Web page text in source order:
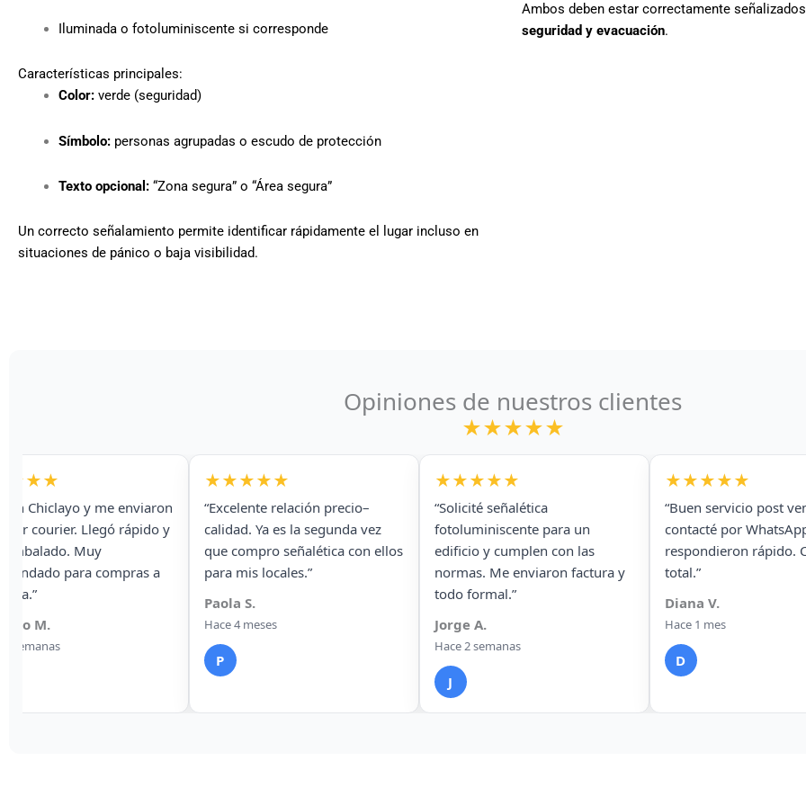
Iluminada o fotoluminiscente si corresponde
Características principales:
Color: verde (seguridad)
Símbolo: personas agrupadas o escudo de protección
Texto opcional: “Zona segura” o “Área segura”
Un correcto señalamiento permite identificar rápidamente el lugar incluso en
situaciones de pánico o baja visibilidad.
Ambos deben estar correctamente
seguridad y evacuación.
Opiniones de nuestros clientes
★★★★★
relación precio–
Ya es la segunda vez
señalética con ellos
locales.”
★★★★★
“Solicité señalética
fotoluminiscente para un
edificio y cumplen con las
normas. Me enviaron factura y
todo formal.”
Jorge A.
Hace 2 semanas
★★★★★
“Buen servicio post venta. Los
contacté por WhatsApp y me
respondieron rápido. Confianza
total.”
Diana V.
Hace 1 mes
★★★★★
“Encargamos señalética
una planta industrial en
y todo llegó en
condiciones. Muy
responsables.”
Héctor M.
Hace 6 semanas